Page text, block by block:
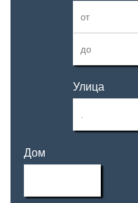
Улица
Дом